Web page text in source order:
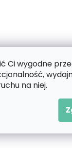
Ci wygodne
na niej.